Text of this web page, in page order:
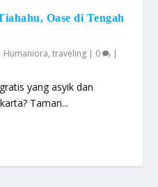
Oase di Tengah
Humaniora,traveling | 0 |
yang asyik dan
Taman...